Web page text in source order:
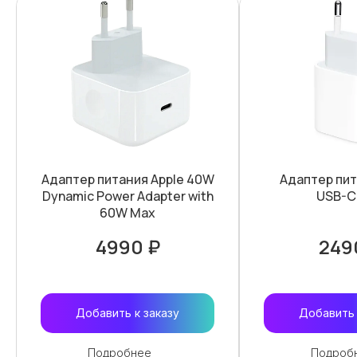
Адаптер питания Apple 40W
Dynamic Power Adapter with
60W Max
4990 ₽
Добавить к заказу
Подробнее
Адаптер
USB-
Добавить